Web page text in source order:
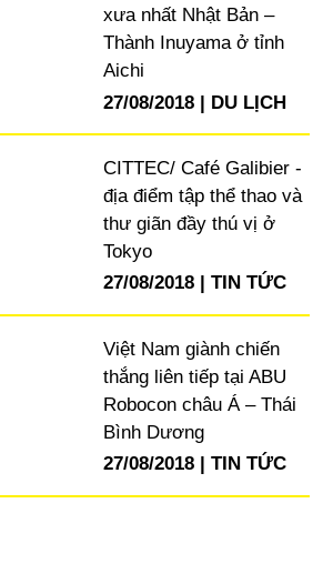
xưa nhất Nhật Bản –
Thành Inuyama ở tỉnh
Aichi
27/08/2018
DU LỊCH
CITTEC/ Café Galibier -
địa điểm tập thể thao và
thư giãn đầy thú vị ở
Tokyo
27/08/2018
TIN TỨC
Việt Nam giành chiến
thắng liên tiếp tại ABU
Robocon châu Á – Thái
Bình Dương
27/08/2018
TIN TỨC